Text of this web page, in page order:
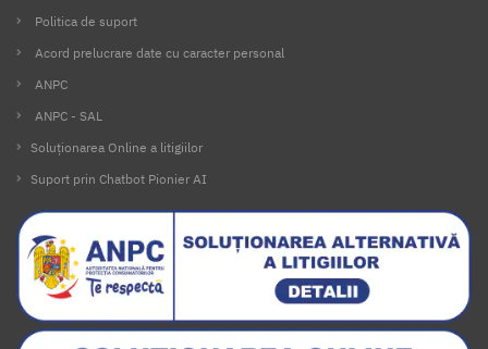
Politica de suport
Acord prelucrare date cu caracter personal
ANPC
ANPC - SAL
Soluționarea Online a litigiilor
Suport prin Chatbot Pionier AI